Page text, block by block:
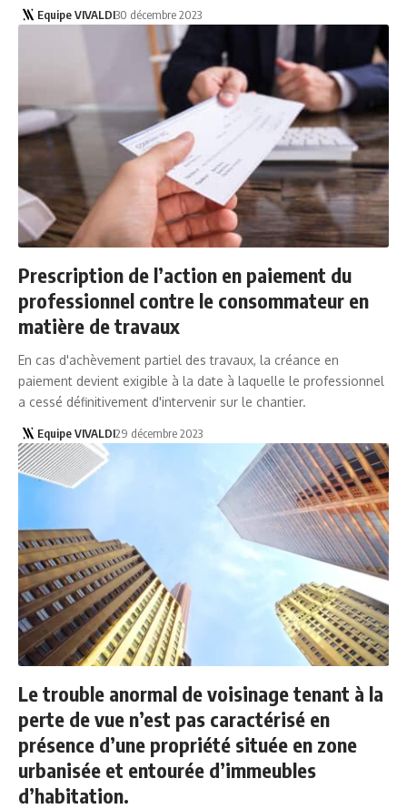
Equipe VIVALDI30 décembre 2023
Prescription de l’action en paiement du
professionnel contre le consommateur en
matière de travaux
En cas d'achèvement partiel des travaux, la créance en
paiement devient exigible à la date à laquelle le professionnel
a cessé définitivement d'intervenir sur le chantier.
Equipe VIVALDI29 décembre 2023
Le trouble anormal de voisinage tenant à la
perte de vue n’est pas caractérisé en
présence d’une propriété située en zone
urbanisée et entourée d’immeubles
d’habitation.